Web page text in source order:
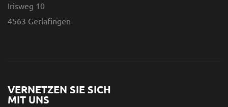
Irisweg 10
4563 Gerlafingen
VERNETZEN SIE SICH
MIT UNS